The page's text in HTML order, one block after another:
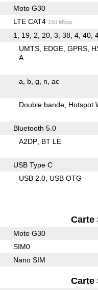
Moto G30
LTE CAT4 150 Mbps
1, 19, 2, 20, 3, 38, 4, 40,
UMTS EDGE GPRS
A
a b g n ac
Double bande Hotspot
Bluetooth 5.0
A2DP BT LE
USB Type C
USB 2.0 USB OTG
Carte
Moto G30
SIM0
Nano SIM
Carte